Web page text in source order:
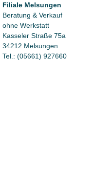
Filiale Melsungen
Beratung & Verkauf
ohne Werkstatt
Kasseler Straße 75a
34212 Melsungen
Tel.: (05661) 927660